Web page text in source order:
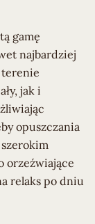
gamę
najbardziej
terenie
jak i
opuszczania
orzeźwiające
relaks po dniu